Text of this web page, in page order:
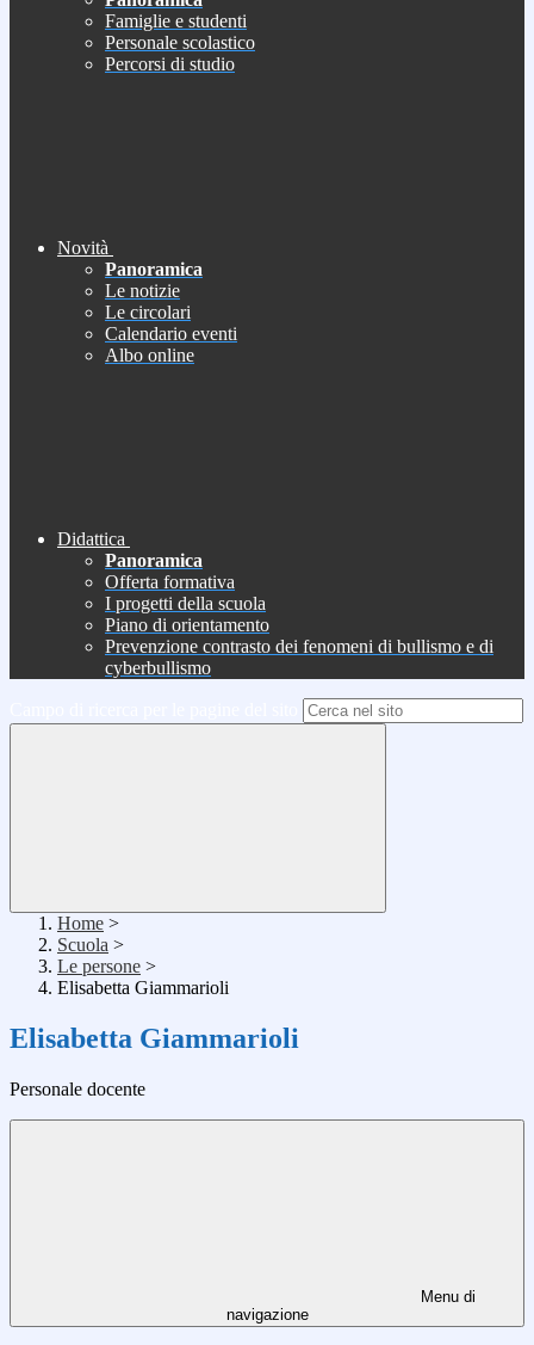
Famiglie e studenti
Personale scolastico
Percorsi di studio
Novità
Panoramica
Le notizie
Le circolari
Calendario eventi
Albo online
Didattica
Panoramica
Offerta formativa
I progetti della scuola
Piano di orientamento
Prevenzione contrasto dei fenomeni di bullismo e di
cyberbullismo
Home >
Scuola >
Le persone >
Elisabetta Giammarioli
Elisabetta Giammarioli
Personale docente
Menu di
navigazione